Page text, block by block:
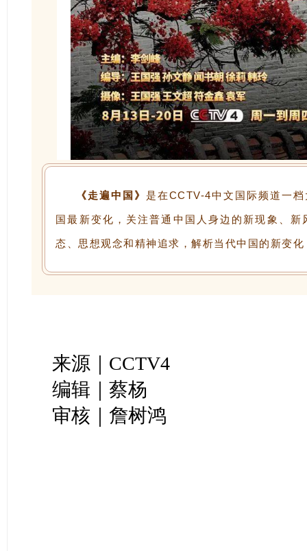
《走遍中国》 是在CCTV-4中文国际频道一
国最新变化，关注普通中国人身边的新现象、
态、思想观念和精神追求，解析当代中国的新变
来源｜CCTV4
编辑｜蔡杨
审核｜詹树鸿